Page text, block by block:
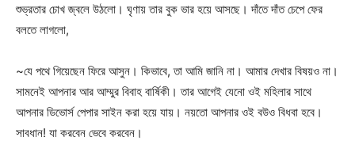
শুভ্রতার চোখ জ্বলে উঠলো। ঘৃণায় তার বুক ভার হয়ে আসছে। দাঁতে দাঁত চেপে ফের
বলতে লাগলো,
~যে পথে গিয়েছেন ফিরে আসুন। কিভাবে, তা আমি জানি না। আমার দেখার বিষয়ও না।
সামনেই আপনার আর আম্মুর বিবাহ বার্ষিকী। তার আগেই যেনো ওই মহিলার সাথে
আপনার ডিভোর্স পেপার সাইন করা হয়ে যায়। নয়তো আপনার ওই বউও বিধবা হবে।
সাবধান! যা করবেন ভেবে করবেন।